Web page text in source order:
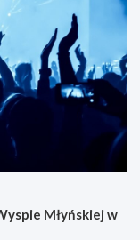
Młyńskiej w